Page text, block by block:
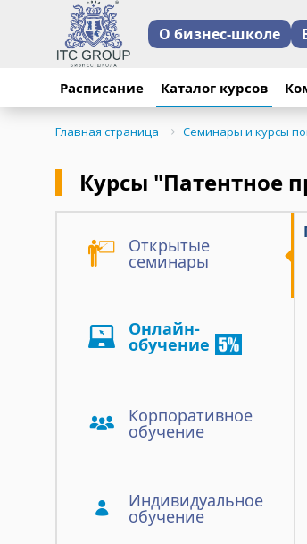
О бизнес-школе
Расписание Каталог курсов
Главная страница Семинары и курсы
Курсы "Патентное
Открытые
семинары
Онлайн-
обучение
Корпоративное
обучение
Индивидуальное
обучение